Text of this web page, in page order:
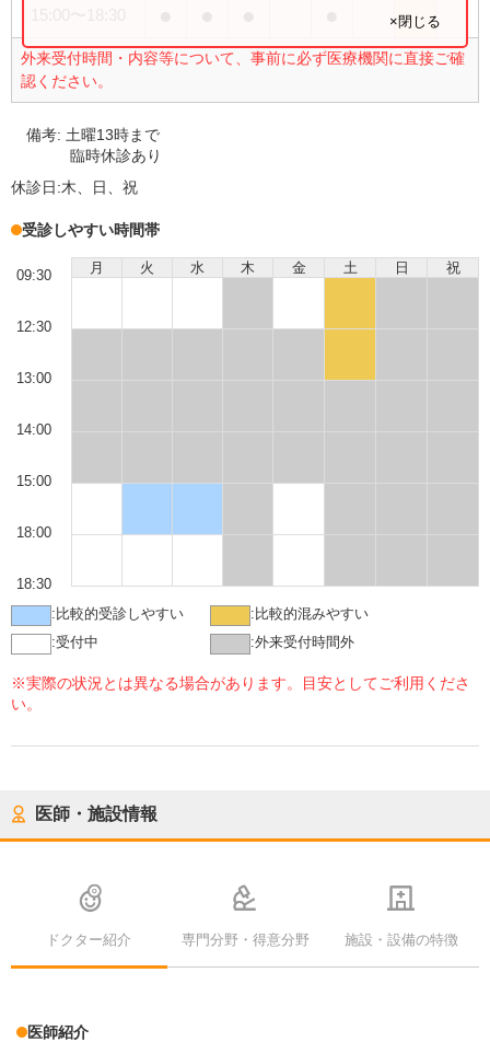
外来受付時間・内容等について、事前に必ず医療機関に直接ご確
認ください。
×閉じる
備考: 土曜13時まで
臨時休診あり
休診日:木、日、祝
受診しやすい時間帯
月 火 水 木 金 土 日 祝
09:30
12:30
13:00
14:00
15:00
18:00
18:30
: 比較的受診しやすい : 比較的混みやすい
:受付中 :外来受付時間外
※実際の状況とは異なる場合があります。目安としてご利用くださ
い。
医師・施設情報
ドクター紹介 専門分野・得意分野 施設・設備の特徴
医師紹介